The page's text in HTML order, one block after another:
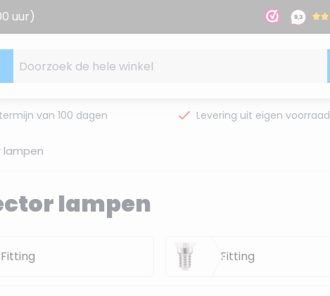
uur)
van 100 dagen Levering uit eigen voorraad
lampen
lampen
Fitting E14 Fitting